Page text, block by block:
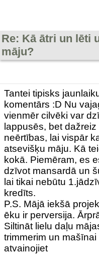
Re: Kā ātri un lēti
māju?
Tantei tipisks
komentārs :D Nu
vienmēr cilvēki var
lappusēs, bet
neērtības, lai vispār
atsevišķu māju. Kā
kokā. Piemēram, es
dzīvot mansardā un
lai tikai nebūtu
kredīts.
P.S. Mājā iekšā
ēku ir perversija.
Siltināt lielu daļu
trimmerim un
atvainojiet